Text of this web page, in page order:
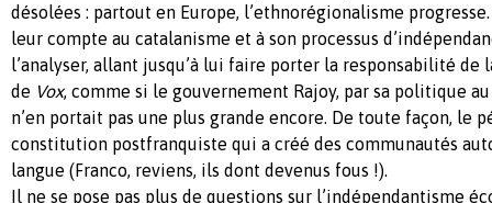
désolées : partout en Europe, l’ethnorégionalisme
leur compte au catalanisme et à son processus
l’analyser, allant jusqu’à lui faire porter la responsabilité de
de Vox, comme si le gouvernement Rajoy, par sa politique
n’en portait pas une plus grande encore. De toute façon, le
constitution postfranquiste qui a créé des communautés
langue (Franco, reviens, ils dont devenus fous !).
Il ne se pose pas plus de questions sur l’indépendantisme